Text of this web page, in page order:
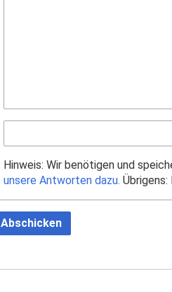
Hinweis: Wir benötigen und
unsere Antworten dazu.
Abschicken